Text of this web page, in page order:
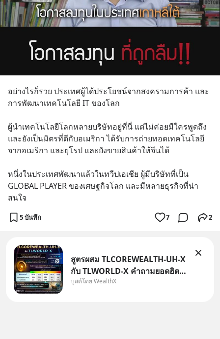
อย่างไรก็รวย ประเทศผู้ได้ประโยชน์จากสงครามการค้า และ
การพัฒนาเทคโนโลยี IT ของโลก
ผู้นำเทคโนโลยีโลกหลายบริษัทอยู่ที่นี่ แต่ไม่ค่อยมีใครพูดถึง
และยังเป็นมิตรที่ดีกับอเมริกา ได้รับการถ่ายทอดเทคโนโลยี
จากอเมริกา และยุโรป และยังขายสินค้าให้จีนได้
หนึ่งในประเทศพัฒนาแล้วในทวีปเอเชีย ผู้มีบริษัทที่เป็น
GLOBAL PLAYER ของเศษฐกิจโลก และมีหลายธุรกิจที่น่า
สนใจ
5 บันทึก 7 2
สูตรผสม TLCOREWEALTH-UH-X
กับ TLWORLD-X คำถามยอดฮิตที่
คนใช้ WealthX ถามเข้ามา
บูสต์โดย WealthX